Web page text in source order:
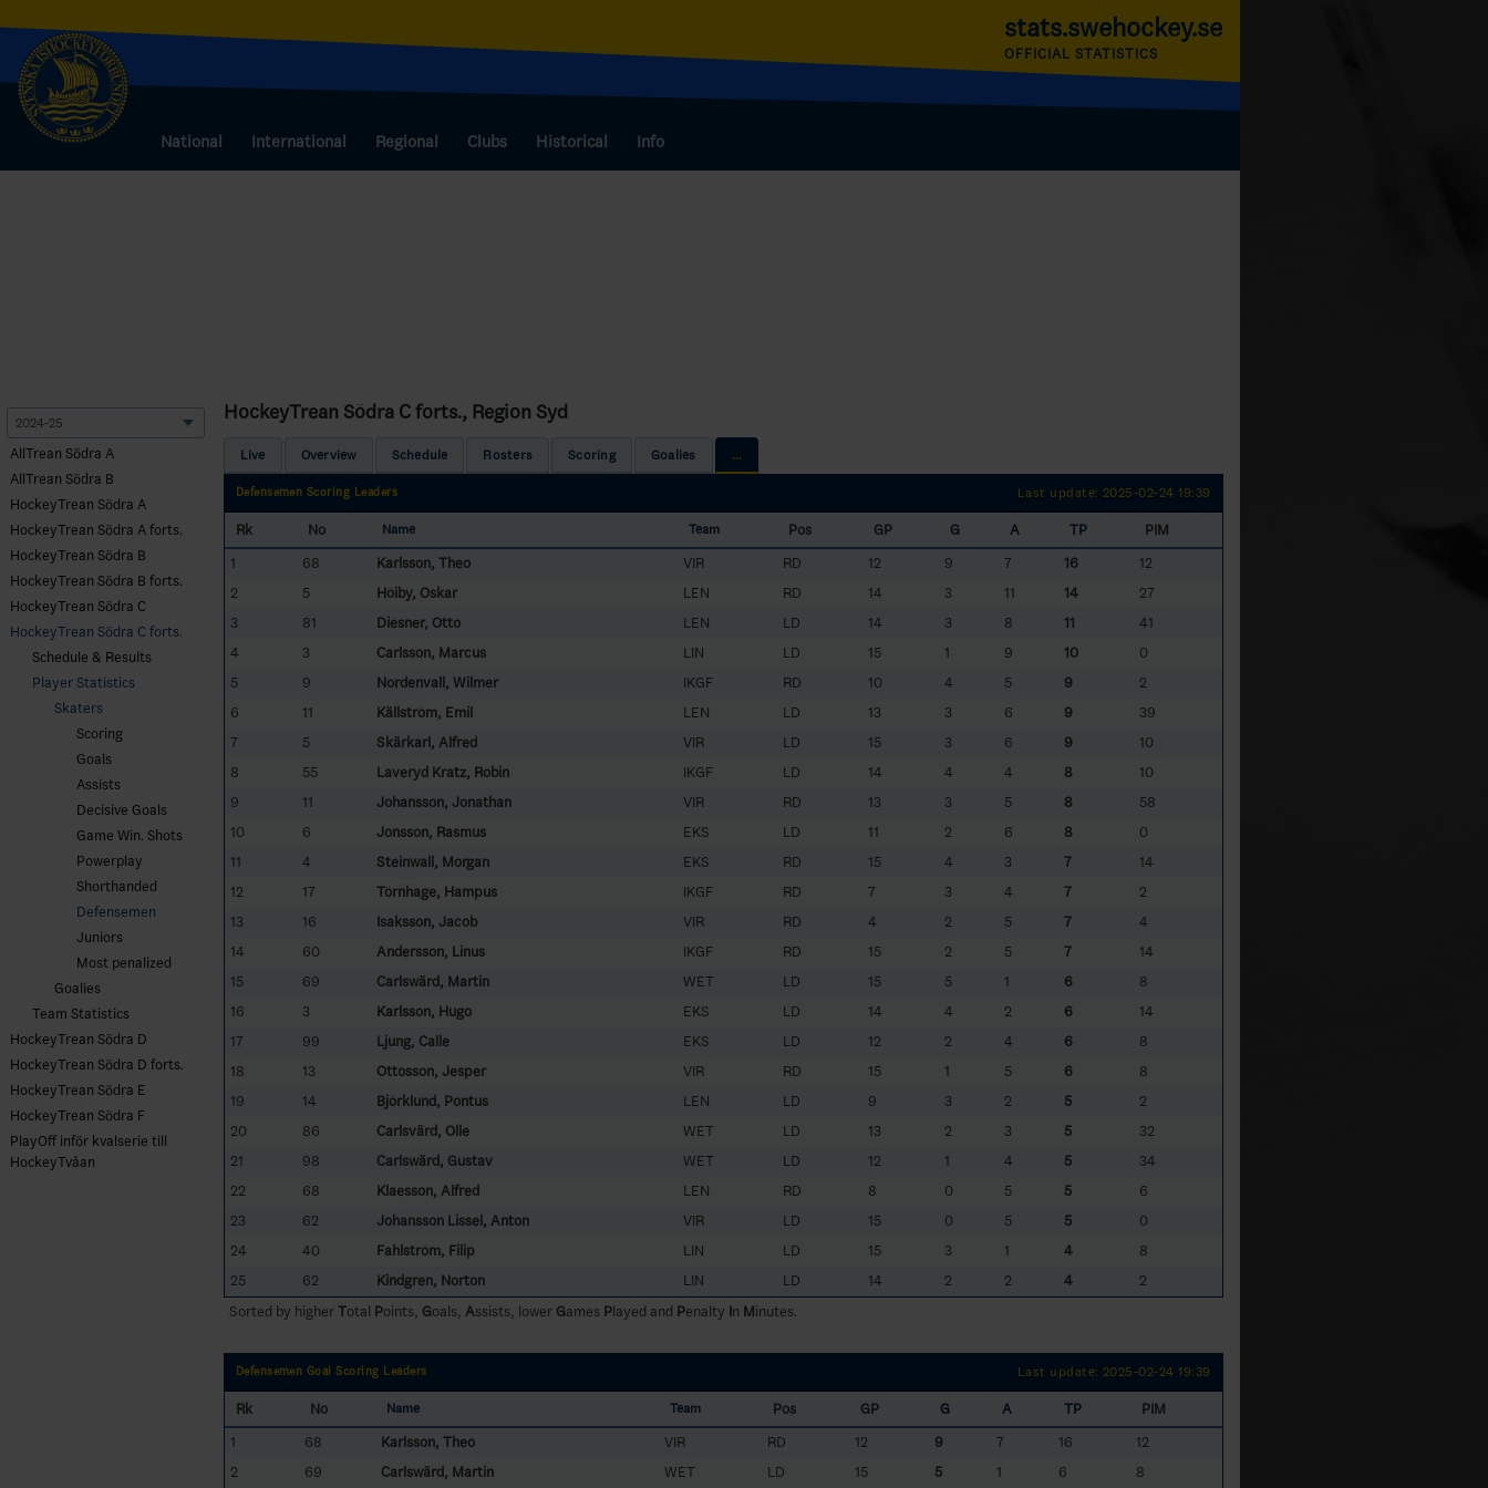
National International Regional Clubs Historical Info
stats.swehockey.se
OFFICIAL STATISTICS
AllTrean Södra A
AllTrean Södra B
HockeyTrean Södra A
HockeyTrean Södra A forts.
HockeyTrean Södra B
HockeyTrean Södra B forts.
HockeyTrean Södra C
HockeyTrean Södra C forts.
Schedule & Results
Player Statistics
Skaters
Scoring
Goals
Assists
Decisive Goals
Game Win. Shots
Powerplay
Shorthanded
Defensemen
Juniors
Most penalized
Goalies
Team Statistics
HockeyTrean Södra D
HockeyTrean Södra D forts.
HockeyTrean Södra E
HockeyTrean Södra F
PlayOff inför kvalserie till
HockeyTvåan
HockeyTrean Södra C forts., Region Syd
Live Overview Schedule Rosters Scoring Goalies ...
Defensemen Scoring Leaders Last update: 2025-02-24 19:39
Rk No Name Team Pos GP G A TP
PIM
1
68 Karlsson, Theo VIR RD 12 9 7 16
12
2
5 Höiby, Oskar LEN RD 14 3 11 14
27
3
81 Diesner, Otto LEN LD 14 3 8 11
41
4
3 Carlsson, Marcus LIN LD 15 1 9 10
0
5
9 Nordenvall, Wilmer IKGF RD 10 4 5 9
2
6
11 Källström, Emil LEN LD 13 3 6 9
39
7
5 Skärkarl, Alfred VIR LD 15 3 6 9
10
8
55 Laveryd Kratz, Robin IKGF LD 14 4 4 8
10
9
11 Johansson, Jonathan VIR RD 13 3 5 8
58
10
6 Jonsson, Rasmus EKS LD 11 2 6 8
0
11
4 Steinwall, Morgan EKS RD 15 4 3 7
14
12
17 Törnhage, Hampus IKGF RD 7 3 4 7
2
13
16 Isaksson, Jacob VIR RD 4 2 5 7
4
14
60 Andersson, Linus IKGF RD 15 2 5 7
14
15
69 Carlswärd, Martin WET LD 15 5 1 6
8
16
3 Karlsson, Hugo EKS LD 14 4 2 6
14
17
99 Ljung, Calle EKS LD 12 2 4 6
8
18
13 Ottosson, Jesper VIR RD 15 1 5 6
8
19
14 Björklund, Pontus LEN LD 9 3 2 5
2
20
86 Carlsvärd, Olle WET LD 13 2 3 5
32
21
98 Carlswärd, Gustav WET LD 12 1 4 5
34
22
68 Klaesson, Alfred LEN RD 8 0 5 5
6
23
62 Johansson Lissel, Anton VIR LD 15 0 5 5
0
24
40 Fahlström, Filip LIN LD 15 3 1 4
8
25
62 Kindgren, Norton LIN LD 14 2 2 4
2
Sorted by higherTotal Points, Goals, Assists, lower Games Played and Penalty In Minutes.
Defensemen Goal Scoring Leaders Last update: 2025-02-24 19:39
Rk No Name Team Pos GP G A TP
PIM
1
68 Karlsson, Theo VIR RD 12 9 7 16
12
2
69 Carlswärd, Martin WET LD 15 5 1 6
8